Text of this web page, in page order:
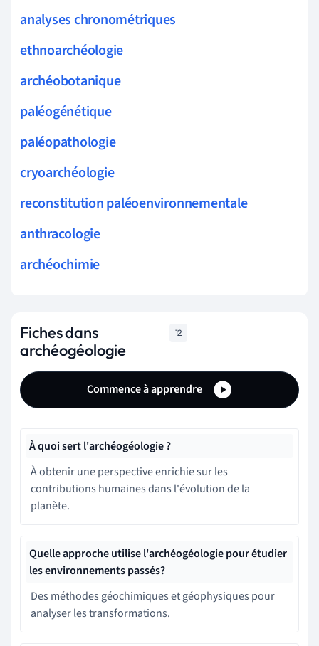
analyses chronométriques
ethnoarchéologie
archéobotanique
paléogénétique
paléopathologie
cryoarchéologie
reconstitution paléoenvironnementale
anthracologie
archéochimie
Fiches dans
archéogéologie
12
Commence à apprendre
À quoi sert l'archéogéologie ?
À obtenir une perspective enrichie sur les
contributions humaines dans l'évolution de la
planète.
Quelle approche utilise l'archéogéologie pour étudier
les environnements passés?
Des méthodes géochimiques et géophysiques pour
analyser les transformations.